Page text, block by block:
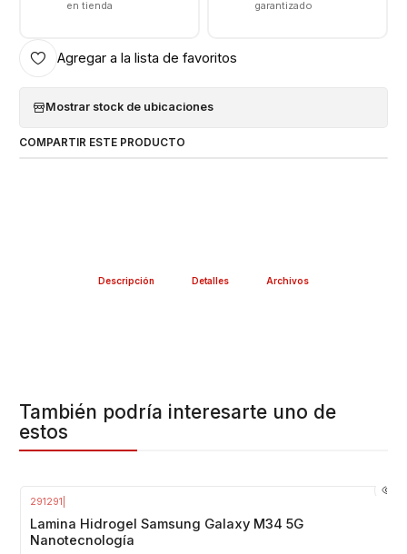
hidrogel especializada SUNSHINE SS-890C.
Recuerda:
Respaldo VENTAS ELECTRONICAS
Gran variedad y repuestos para tu smartphone
en tienda
garantizado
Agregar a la lista de favoritos
Mostrar stock de ubicaciones
COMPARTIR ESTE PRODUCTO
Descripción Detalles Archivos
También podría interesarte uno de
estos
291291
Lamina Hidrogel Samsung Galaxy M34 5G
Nanotecnología